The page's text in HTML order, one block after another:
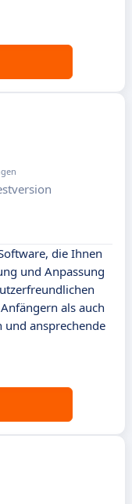
die Ihnen
und Anpassung
als auch
und ansprechende